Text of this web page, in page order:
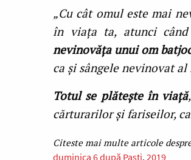
„Cu cât omul este mai
în viaţa ta, atunci
nevinovăţa unui om
ca şi sângele nevinovat
Totul se plăteşte în viaţă
cărturarilor şi fariseilor,
duminica 6 după Paşti 2019